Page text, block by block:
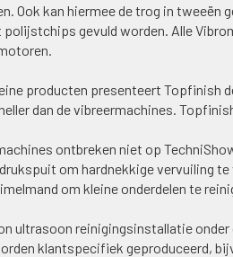
Ook kan hiermee de trog in tweeën
polijstchips gevuld worden. Alle
producten presenteert Topfinish
dan de vibreermachines.
ontbreken niet op
om hardnekkige vervuiling
om kleine onderdelen te
ultrasoon reinigingsinstallatie
klantspecifiek geproduceerd,